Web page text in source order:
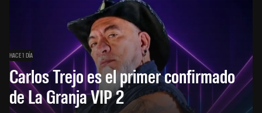
HACE 1 DÍA
Carlos Trejo es el primer confirmado
de La Granja VIP 2